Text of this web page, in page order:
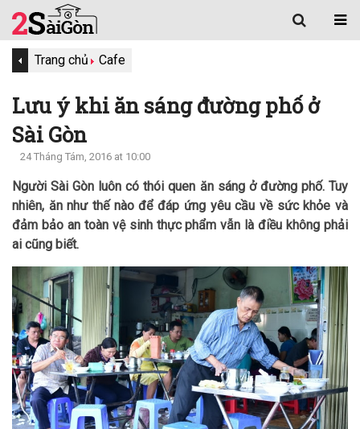
Trang chủ Cafe
Lưu ý khi ăn sáng đường phố ở
Sài Gòn
24 Tháng Tám, 2016 at 10:00
Người Sài Gòn luôn có thói quen ăn sáng ở đường phố. Tuy
nhiên, ăn như thế nào để đáp ứng yêu cầu về sức khỏe và
đảm bảo an toàn vệ sinh thực phẩm vẫn là điều không phải
ai cũng biết.